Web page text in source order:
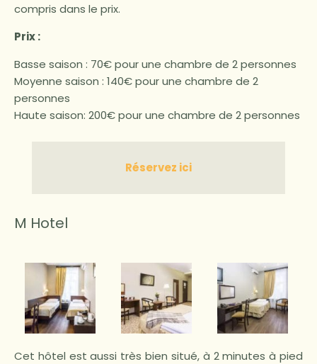
compris dans le prix.
Prix :
Basse saison : 70€ pour une chambre de 2 personnes
Moyenne saison : 140€ pour une chambre de 2
personnes
Haute saison: 200€ pour une chambre de 2 personnes
Réservez ici
M Hotel
Cet hôtel est aussi très bien situé, à 2 minutes à pied